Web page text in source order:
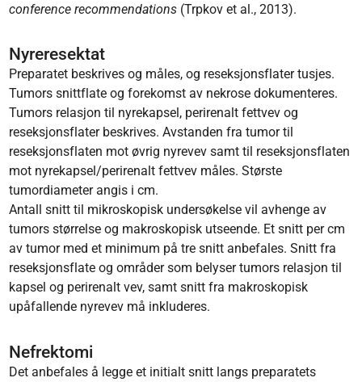
conference recommendations (Trpkov et al., 2013).
Nyreresektat
Preparatet beskrives og måles, og reseksjonsflater tusjes.
Tumors snittflate og forekomst av nekrose dokumenteres.
Tumors relasjon til nyrekapsel, perirenalt fettvev og
reseksjonsflater beskrives. Avstanden fra tumor til
reseksjonsflaten mot øvrig nyrevev samt til reseksjonsflaten
mot nyrekapsel/perirenalt fettvev måles. Største
tumordiameter angis i cm.
Antall snitt til mikroskopisk undersøkelse vil avhenge av
tumors størrelse og makroskopisk utseende. Et snitt per cm
av tumor med et minimum på tre snitt anbefales. Snitt fra
reseksjonsflate og områder som belyser tumors relasjon til
kapsel og perirenalt vev, samt snitt fra makroskopisk
upåfallende nyrevev må inkluderes.
Nefrektomi
Det anbefales å legge et initialt snitt langs preparatets